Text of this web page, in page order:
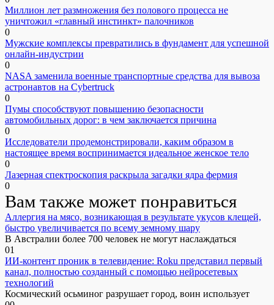
Миллион лет размножения без полового процесса не
уничтожил «главный инстинкт» палочников
0
Мужские комплексы превратились в фундамент для успешной
онлайн-индустрии
0
NASA заменила военные транспортные средства для вывоза
астронавтов на Cybertruck
0
Пумы способствуют повышению безопасности
автомобильных дорог: в чем заключается причина
0
Исследователи продемонстрировали, каким образом в
настоящее время воспринимается идеальное женское тело
0
Лазерная спектроскопия раскрыла загадки ядра фермия
0
Вам также может понравиться
Аллергия на мясо, возникающая в результате укусов клещей,
быстро увеличивается по всему земному шару
В Австралии более 700 человек не могут наслаждаться
01
ИИ-контент проник в телевидение: Roku представил первый
канал, полностью созданный с помощью нейросетевых
технологий
Космический осьминог разрушает город, воин использует